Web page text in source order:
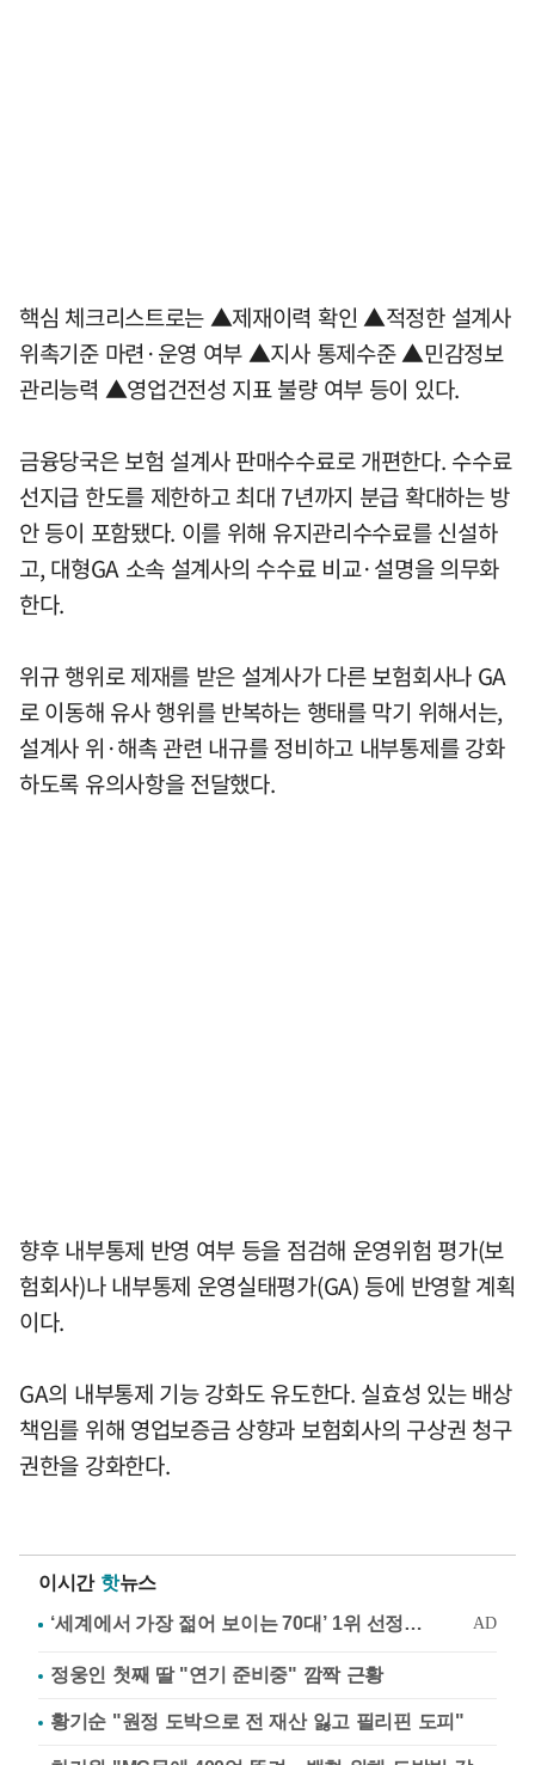
핵심 체크리스트로는 ▲제재이력 확인 ▲적정한 설계사
위촉기준 마련·운영 여부 ▲지사 통제수준 ▲민감정보
관리능력 ▲영업건전성 지표 불량 여부 등이 있다.
금융당국은 보험 설계사 판매수수료로 개편한다. 수수료
선지급 한도를 제한하고 최대 7년까지 분급 확대하는 방
안 등이 포함됐다. 이를 위해 유지관리수수료를 신설하
고, 대형GA 소속 설계사의 수수료 비교·설명을 의무화
한다.
위규 행위로 제재를 받은 설계사가 다른 보험회사나 GA
로 이동해 유사 행위를 반복하는 행태를 막기 위해서는,
설계사 위·해촉 관련 내규를 정비하고 내부통제를 강화
하도록 유의사항을 전달했다.
향후 내부통제 반영 여부 등을 점검해 운영위험 평가(보
험회사)나 내부통제 운영실태평가(GA) 등에 반영할 계획
이다.
GA의 내부통제 기능 강화도 유도한다. 실효성 있는 배상
책임를 위해 영업보증금 상향과 보험회사의 구상권 청구
권한을 강화한다.
이시간 핫뉴스
정웅인 첫째 딸 "연기 준비중" 깜짝 근황
황기순 "원정 도박으로 전 재산 잃고 필리핀 도피"